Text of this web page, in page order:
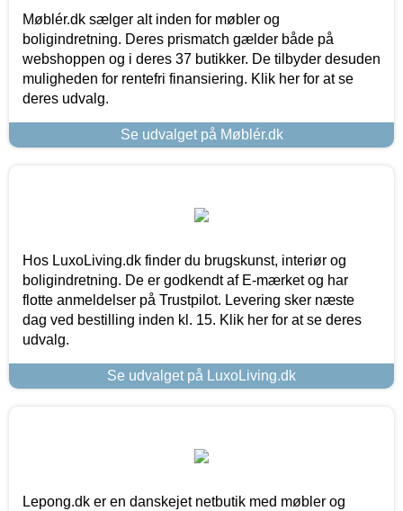
Møblér.dk sælger alt inden for møbler og
boligindretning. Deres prismatch gælder både på
webshoppen og i deres 37 butikker. De tilbyder desuden
muligheden for rentefri finansiering. Klik her for at se
deres udvalg.
Se udvalget på Møblér.dk
Hos LuxoLiving.dk finder du brugskunst, interiør og
boligindretning. De er godkendt af E-mærket og har
flotte anmeldelser på Trustpilot. Levering sker næste
dag ved bestilling inden kl. 15. Klik her for at se deres
udvalg.
Se udvalget på LuxoLiving.dk
Lepong.dk er en danskejet netbutik med møbler og